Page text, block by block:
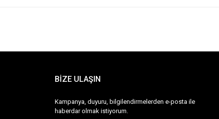
BİZE ULAŞIN
Kampanya, duyuru, bilgilendirmelerden e-posta ile
haberdar olmak istiyorum.